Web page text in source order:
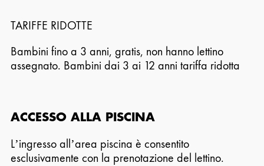
TARIFFE RIDOTTE
Bambini fino a 3 anni, gratis, non hanno lettino
assegnato. Bambini dai 3 ai 12 anni tariffa ridotta
ACCESSO ALLA PISCINA
L’ingresso all’area piscina è consentito
esclusivamente con la prenotazione del lettino.